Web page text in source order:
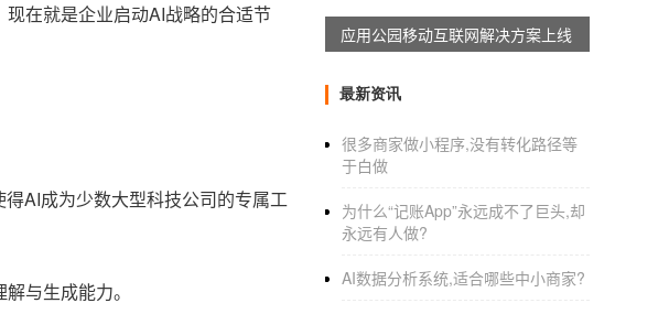
在就是企业启动AI战略的合适节
AI成为少数大型科技公司的专属工
与生成能力。
7天搭建生鲜外卖超市App
最新资讯
很多商家做小程序,没有转化路径等
于白做
为什么“记账App”永远成不了巨头,却
永远有人做?
AI数据分析系统,适合哪些中小商家?